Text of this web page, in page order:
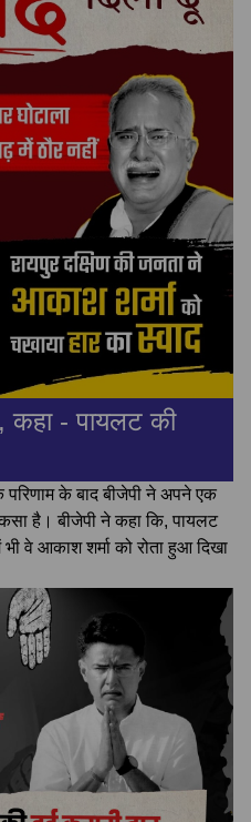
कहा - पायलट की
परिणाम के बाद बीजेपी ने अपने एक
है। बीजेपी ने कहा कि, पायलट
वे आकाश शर्मा को रोता हुआ दिखा